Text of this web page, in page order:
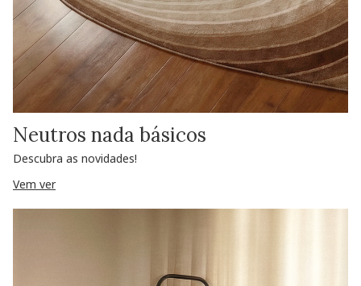
Neutros nada básicos
Descubra as novidades!
Vem ver